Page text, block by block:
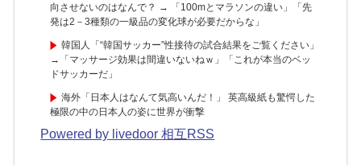
向させないのはなんで？ → 「100mとマラソンの違い」「先
発は2－3種類の一級品の変化球が必要だからな」
韓国人「“韓国サッカー”性接待の試合結果をご覧ください」
→「マッサージ効果は間違いないねｗ」「これが本当のベッ
ドサッカーだ」
海外「日本人はなんて気高いんだ！」 英高級紙も驚愕した
極限の中の日本人の姿に世界が衝撃
Powered by livedoor 相互RSS